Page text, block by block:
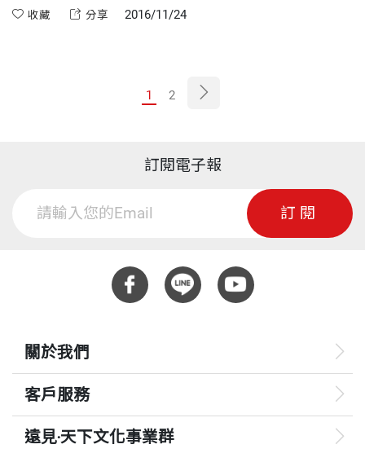
收藏 分享 2016/11/24
1 2
訂閱電子報
訂閱
關於我們
客戶服務
遠見‧天下文化事業群